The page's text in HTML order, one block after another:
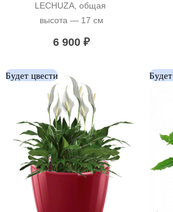
LECHUZA, общая
высота — 17 см
6 900₽
Будет цвести